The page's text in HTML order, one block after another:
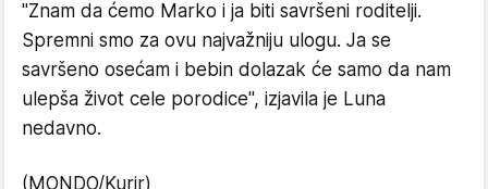
"Znam da ćemo Marko i ja biti savršeni roditelji.
Spremni smo za ovu najvažniju ulogu. Ja se
savršeno osećam i bebin dolazak će samo da nam
ulepša život cele porodice", izjavila je Luna
nedavno.
(MONDO/Kurir)